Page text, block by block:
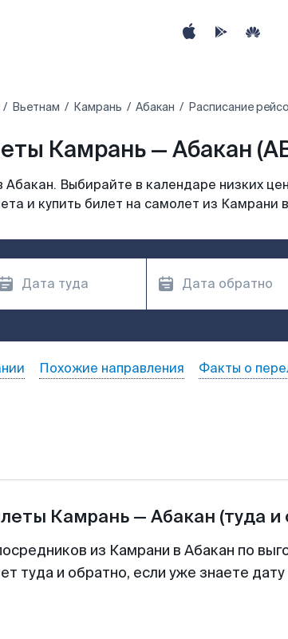
Вьетнам Камрань Абакан Расписание
Камрань — Абакан
Выбирайте в календаре низких
и купить билет на самолет из Камрани
Похожие направления Факты о
Камрань— Абакан (туда и
из Камрани в Абакан по
туда и обратно, если уже знаете